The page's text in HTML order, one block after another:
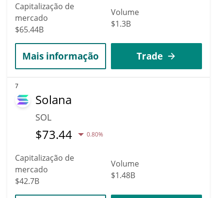
Capitalização de
mercado
$65.44B
Volume
$1.3B
Mais informação Trade
7
Solana
SOL
$73.44 0.80%
Capitalização de
mercado
$42.7B
Volume
$1.48B